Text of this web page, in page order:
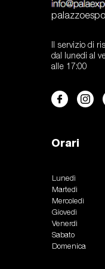
Il servizio di
dal lunedi al
alle 17:00
Orari
Lunedì
Martedì
Mercoledì
Giovedì
Venerdì
Sabato
Domenica